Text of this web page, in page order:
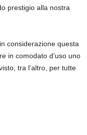
prestigio alla nostra
considerazione questa
in comodato d’uso uno
tra l’altro, per tutte